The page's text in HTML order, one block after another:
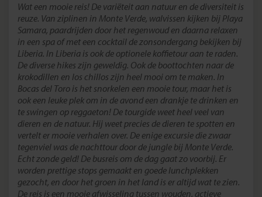
Wat een mooie reis! De variëteit aan natuur en de diversiteit is
reuze. Van ziplinen in Monte Verde, walvissen kijken bij Playa
Samara, paardrijden door het regenwoud en daarna relaxen
in een spa of met een cocktail de zonsondergang bekijken bij
Liberia. In Liberia is ook de optionele koffietour aan te raden.
De diverse hikes zijn geweldig. Ook de boottochten naar de
krokodillen en los chillos zijn heel mooi om te maken. In
Bocas del Toro is het snorkelen een mooie tour, maar het is
ook een leuke plek om in de avond een drankje te drinken en
te swingen op reggaeton! De tourgide weet heel veel van
dieren en de natuur. Hij weet precies de dieren te spotten en
vertelt er mooie verhalen over. De enige excursie die zwaar
tegenviel was de nachttour door de jungle bij Monte Verde.
Echt zonde geld! De busreis om de dag gaat zo voorbij. Er
worden prettige stops gemaakt en goede lunchplekken
gezocht, en door het groen in het land is er altijd wat te zien.
De reis is een mooie afwisseling tussen wouden, actieve